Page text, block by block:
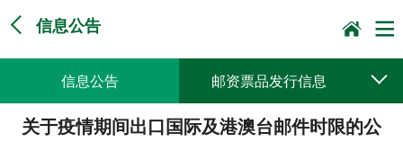
信息公告
信息公告 邮资票品发行信息
采购公告公示 预决算公开
关于疫情期间出口国际及港澳台邮件时限的公